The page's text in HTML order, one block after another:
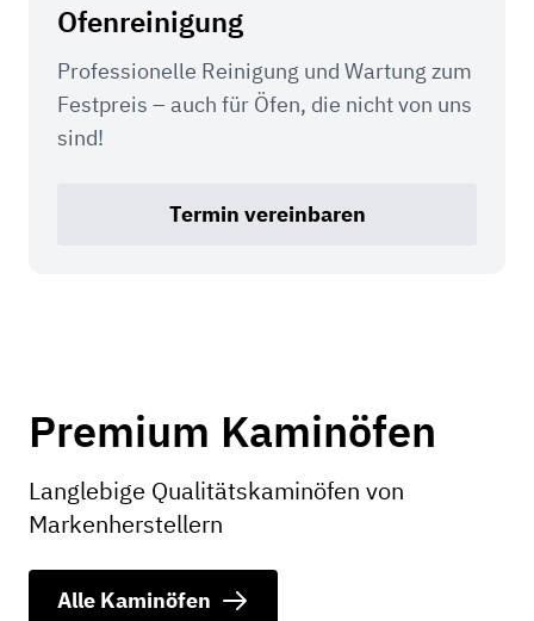
Ofenreinigung
Professionelle Reinigung und Wartung zum
Festpreis – auch für Öfen, die nicht von uns
sind!
Termin vereinbaren
Premium Kaminöfen
Langlebige Qualitätskaminöfen von
Markenherstellern
Alle Kaminöfen